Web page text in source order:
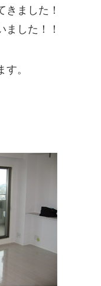
ました！
した！！
。